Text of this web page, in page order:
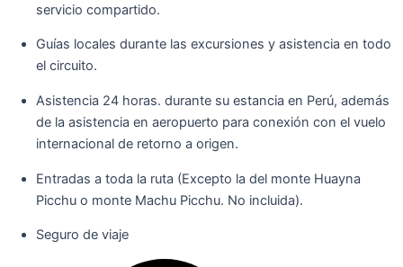
servicio compartido.
Guías locales durante las excursiones y asistencia en todo
el circuito.
Asistencia 24 horas. durante su estancia en Perú, además
de la asistencia en aeropuerto para conexión con el vuelo
internacional de retorno a origen.
Entradas a toda la ruta (Excepto la del monte Huayna
Picchu o monte Machu Picchu. No incluida).
Seguro de viaje